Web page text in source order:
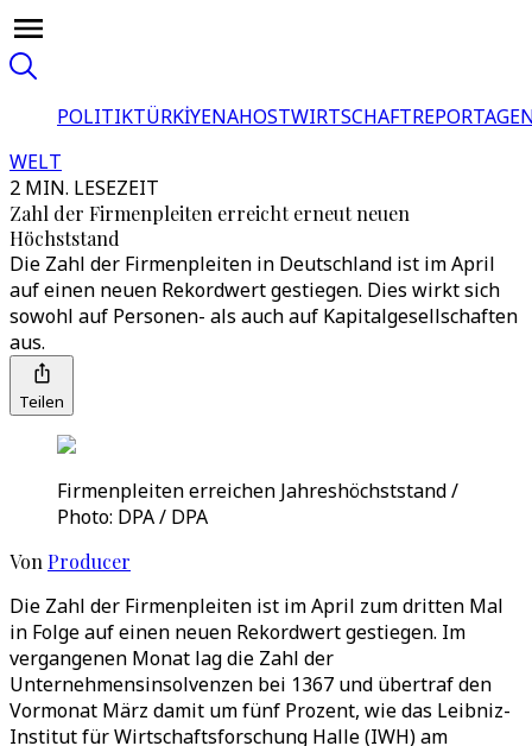
POLITIKTÜRKİYENAHOSTWIRTSCHAFT
WELT
2 MIN. LESEZEIT
Zahl der Firmenpleiten erreicht erneut neuen
Höchststand
Die Zahl der Firmenpleiten in Deutschland ist im April
auf einen neuen Rekordwert gestiegen. Dies wirkt sich
sowohl auf Personen- als auch auf Kapitalgesellschaften
aus.
Teilen
Firmenpleiten erreichen Jahreshöchststand /
Photo: DPA / DPA
Von Producer
Die Zahl der Firmenpleiten ist im April zum dritten Mal
in Folge auf einen neuen Rekordwert gestiegen. Im
vergangenen Monat lag die Zahl der
Unternehmensinsolvenzen bei 1367 und übertraf den
Vormonat März damit um fünf Prozent, wie das Leibniz-
Institut für Wirtschaftsforschung Halle (IWH) am